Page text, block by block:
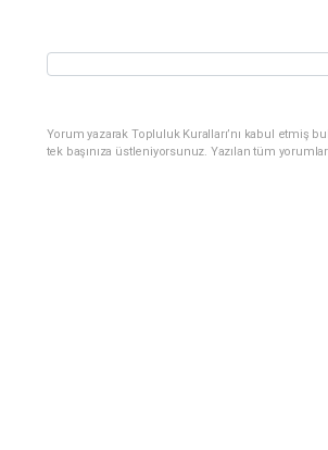
Yorum yazarak Topluluk Kuralları’nı kabul etmiş
tek başınıza üstleniyorsunuz. Yazılan tüm